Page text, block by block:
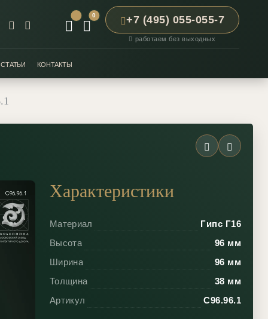
0 +7 (495) 055-055-7
работаем без выходных
СТАТЬИ КОНТАКТЫ
Характеристики
Материал
Гипс Г16
Высота
96 мм
Ширина
96 мм
Толщина
38 мм
Артикул
С96.96.1